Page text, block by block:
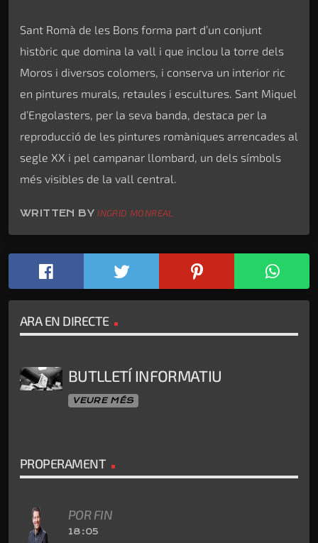
Sant Romà de les Bons forma part d’un conjunt
històric que domina la vall i que inclou la torre dels
Moros i diversos colomers, i conserva un interior ric
en pintures murals, retaules i escultures. Sant Miquel
d’Engolasters, per la seva banda, destaca per la
reproducció de les pintures romàniques arrencades al
segle XX i pel campanar llombard, un dels símbols
més visibles de la vall central.
WRITTEN BYINGRID MONREAL
ARA EN DIRECTE
BUTLLETÍ INFORMATIU
VEURE MÉS
PROPERAMENT
POR FIN
18:05